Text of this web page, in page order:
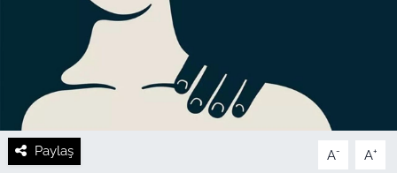
Paylaş A- A+